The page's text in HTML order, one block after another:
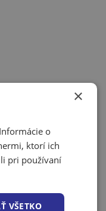
×
o
ktorí ich
pri používaní
VŠETKO